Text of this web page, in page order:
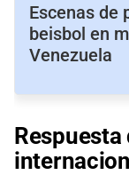
Escenas de
beisbol en
Venezuela
Respuesta